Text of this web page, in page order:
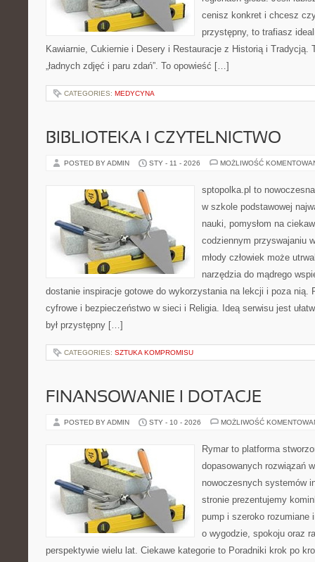
cenisz konkret i chcesz
przystępny, to trafiasz
Kawiarnie, Cukiernie i Desery i Restauracje z Historią i Tradycją.
„ładnych zdjęć i paru zdań”. To opowieść […]
CATEGORIES: MEDYCYNA
BIBLIOTEKA I CZYTELNICTWO
POSTED BY ADMIN STY - 11 - 2026 MOŻLIWOŚĆ
sptopolka.pl to
w szkole podstawowej
nauki, pomysłom na
codziennym przyswajaniu
młody człowiek może
narzędzia do mądrego
dostanie inspiracje gotowe do wykorzystania na lekcji i poza nią.
cyfrowe i bezpieczeństwo w sieci i Religia. Ideą serwisu jest
był przystępny […]
CATEGORIES: SZTUKA KOMPROMISU
FINANSOWANIE I DOTACJE
POSTED BY ADMIN STY - 10 - 2026 MOŻLIWOŚĆ
Rymar to platforma
dopasowanych rozwiązań
nowoczesnych systemów
stronie prezentujemy
pump i szeroko rozumiane
o wygodzie, spokoju oraz
perspektywie wielu lat. Ciekawe kategorie to Poradniki krok po